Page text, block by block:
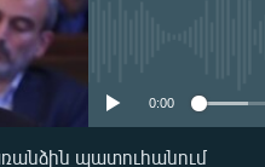
0:00
պատուհանում